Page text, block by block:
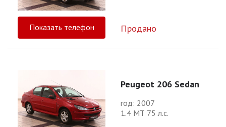
Показать телефон Продано
Peugeot 206 Sedan
год: 2007
1.4 МТ 75 л.с.